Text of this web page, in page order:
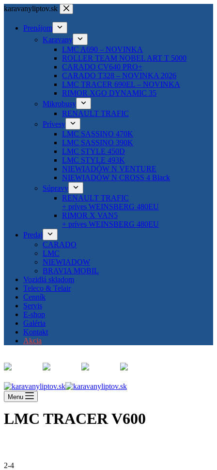
karavanyliptov.sk
Prenájom
Karavany
LMC A690 – NOVINKA
ROLLER TEAM NOBEL ART T 5000
CARADO CV640 PRO+
CARADO T328 – NOVINKA 2026
LMC TRACER 690EL – NOVINKA
RIMOR XGO DYNAMIC 35
Mikrobusy
RENAULT TRAFIC
Prívesy
LMC SASSINO 470K
LMC SASSINO 390K
LMC STYLE 450D
LMC STYLE 493K
NIEWIADÓW N VENTURE
NIEWIADÓW N CROSS 4 Black
Súpravy
RENAULT TRAFIC
+ príves WEINSBERG 480EU
RIMOR X VAN5
+ príves WEINSBERG 480EU
Predaj
CARADO
LMC
NIEWIADOW
BRAVIA MOBIL
Vozidlá skladom
Teleco & Telair
Cenník
Servis
E-shop
Galéria
Kontakt
Akcia
Menu
LMC TRACER V600
2-4